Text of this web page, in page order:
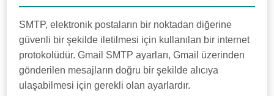
SMTP, elektronik postaların bir noktadan diğerine
güvenli bir şekilde iletilmesi için kullanılan bir internet
protokolüdür. Gmail SMTP ayarları, Gmail üzerinden
gönderilen mesajların doğru bir şekilde alıcıya
ulaşabilmesi için gerekli olan ayarlardır.